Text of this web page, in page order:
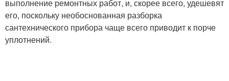
выполнение ремонтных работ, и, скорее всего, удешевят
его, поскольку необоснованная разборка
сантехнического прибора чаще всего приводит к порче
уплотнений.